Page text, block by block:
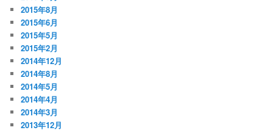
2015年8月
2015年6月
2015年5月
2015年2月
2014年12月
2014年8月
2014年5月
2014年4月
2014年3月
2013年12月